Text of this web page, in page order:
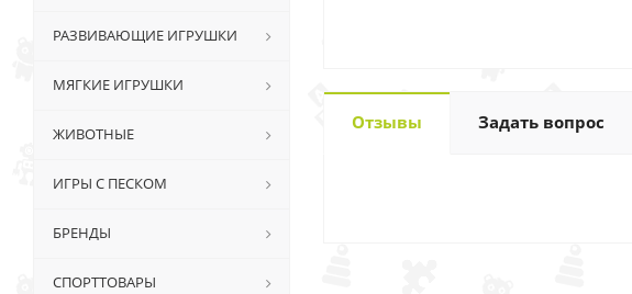
Отзывы Задать вопрос
РАЗВИВАЮЩИЕ ИГРУШКИ
МЯГКИЕ ИГРУШКИ
ЖИВОТНЫЕ
ИГРЫ С ПЕСКОМ
БРЕНДЫ
СПОРТТОВАРЫ